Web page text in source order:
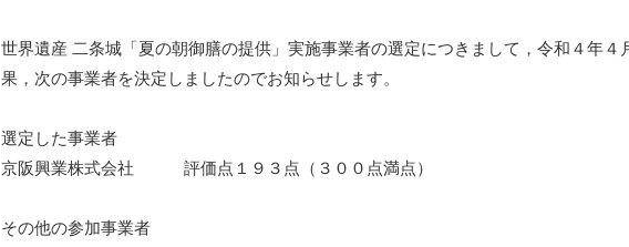
世界遺産 二条城「夏の朝御膳の提供」実施事業者の選定につきまして，令和４年
果，次の事業者を決定しましたのでお知らせします。
選定した事業者
京阪興業株式会社 評価点１９３点（３００点満点）
その他の参加事業者